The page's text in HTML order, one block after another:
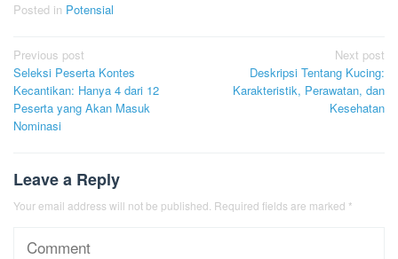
Posted in Potensial
Post
navigation
Previous post
Seleksi Peserta Kontes
Kecantikan: Hanya 4 dari 12
Peserta yang Akan Masuk
Nominasi
Next post
Deskripsi Tentang Kucing:
Karakteristik, Perawatan, dan
Kesehatan
Leave a Reply
Your email address will not be published. Required fields are marked *